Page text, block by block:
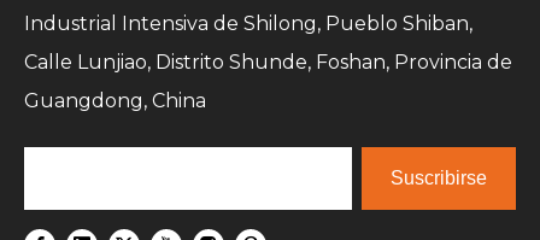
Industrial Intensiva de Shilong, Pueblo Shiban,
Calle Lunjiao, Distrito Shunde, Foshan, Provincia de
Guangdong, China
Suscribirse